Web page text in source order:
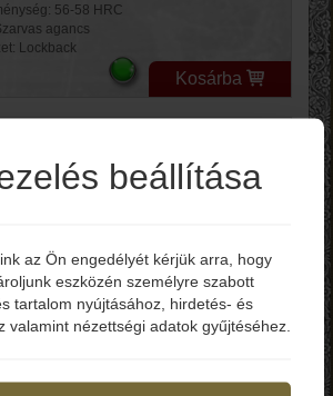
56-58 HRC
agancs
Lockback
Kosárba
01MR029
Bruttó ár: 49.990 Ft
195 mm
83 mm
3 mm
Agancs
Elmúltál már 18 éves?
beállítása
az Ön engedélyét kérjük arra, hogy
eszközén személyre szabott
tartalom nyújtásához, hirdetés- és
valamint nézettségi adatok gyűjtéséhez.